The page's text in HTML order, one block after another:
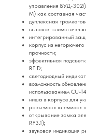
управления БУД-
M) как составная
дуплексная
высокая
интегрированный
корпус из
прочности;
эффективная
RFID;
светодиодный
возможность
использованием CU-
ниша в корпусе для
разъемная клеммная
открывание замка
RF3.1);
звуковая индикация